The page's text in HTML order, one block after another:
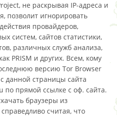
не раскрывая IP-адреса и
позволит игнорировать
провайдеров,
систем, сайтов статистики,
различных служб анализа,
PRISM и других. Всем, кому
версию Tor Browser
данной страницы сайта
прямой ссылке с оф. сайта.
браузеры из
считая, что